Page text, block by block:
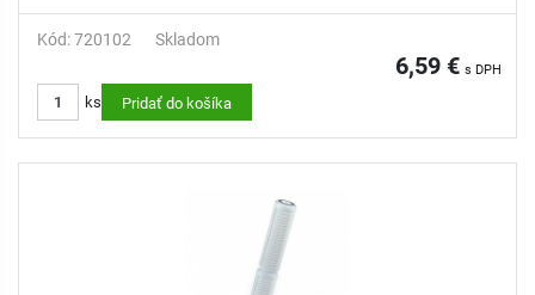
Kód: 720102 Skladom
6,59 € s DPH
ks Pridať do košíka